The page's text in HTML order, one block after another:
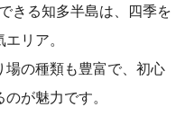
きる知多半島は、四季を
リア。
の種類も豊富で、初心
が魅力です。